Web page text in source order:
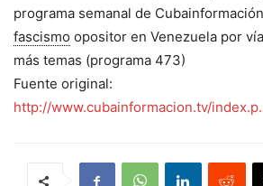
programa semanal de
fascismo opositor en Venezuela por
más temas (programa 473)
Fuente original:
http://www.cubainformacion.tv/